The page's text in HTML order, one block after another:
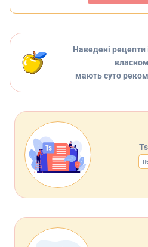
Наведені рецепти
мають суто